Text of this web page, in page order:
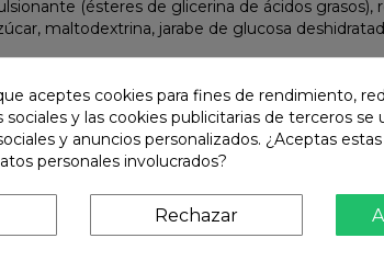
(ésteres de glicerina de ácidos
maltodextrina, jarabe de glucosa
aceptes cookies para fines de rendimiento,
sociales y las cookies publicitarias de terceros se
y anuncios personalizados. ¿Aceptas
personales involucrados?
Rechazar